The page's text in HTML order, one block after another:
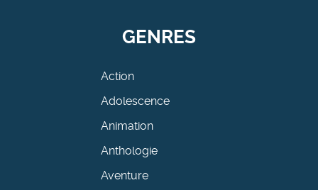
GENRES
Action
Adolescence
Animation
Anthologie
Aventure